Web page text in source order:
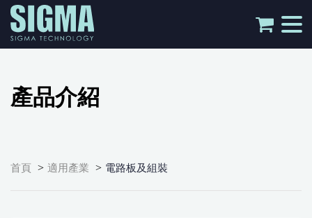
產品介紹
首頁 > 適用產業 > 電路板及組裝